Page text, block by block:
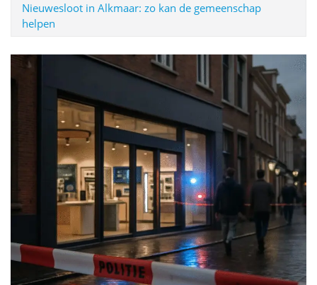
Nieuwesloot in Alkmaar: zo kan de gemeenschap
helpen